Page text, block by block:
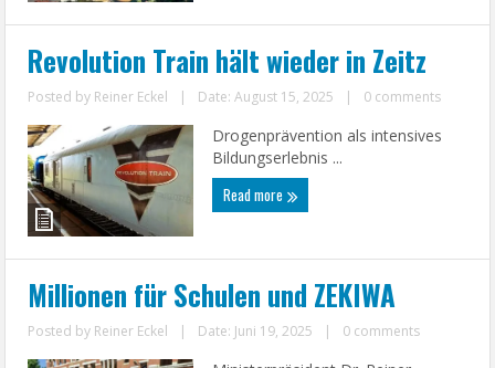
Revolution Train hält wieder in Zeitz
Posted by Reiner Eckel | Date: August 15, 2025 | 0 comments
Drogenprävention als intensives
Bildungserlebnis ...
Read more
Millionen für Schulen und ZEKIWA
Posted by Reiner Eckel | Date: Juni 19, 2025 | 0 comments